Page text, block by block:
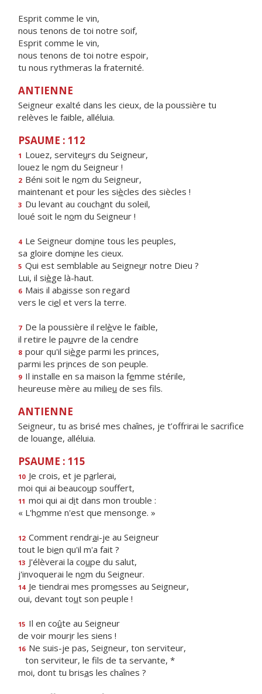
Esprit comme le vin,
nous tenons de toi notre soif,
Esprit comme le vin,
nous tenons de toi notre espoir,
tu nous rythmeras la fraternité.
ANTIENNE
Seigneur exalté dans les cieux, de la poussière tu
relèves le faible, alléluia.
PSAUME : 112
1 Louez, serviteurs du Seigneur,
louez le nom du Seigneur !
2 Béni soit le nom du Seigneur,
maintenant et pour les siècles des siècles !
3 Du levant au couchant du soleil,
loué soit le nom du Seigneur !
4 Le Seigneur domine tous les peuples,
sa gloire domine les cieux.
5 Qui est semblable au Seigneur notre Dieu ?
Lui, il siège là-haut.
6 Mais il abaisse son regard
vers le ciel et vers la terre.
7 De la poussière il relève le faible,
il retire le pauvre de la cendre
8 pour qu'il siège parmi les princes,
parmi les princes de son peuple.
9 Il installe en sa maison la femme stérile,
heureuse mère au milieu de ses fils.
ANTIENNE
Seigneur, tu as brisé mes chaînes, je t’offrirai le sacrifice
de louange, alléluia.
PSAUME : 115
10 Je crois, et je parlerai,
moi qui ai beaucoup souffert,
11 moi qui ai dit dans mon trouble :
« L'homme n'est que mensonge. »
12 Comment rendrai-je au Seigneur
tout le bien qu'il m'a fait ?
13 J'élèverai la coupe du salut,
j'invoquerai le nom du Seigneur.
14 Je tiendrai mes promesses au Seigneur,
oui, devant tout son peuple !
15 Il en coûte au Seigneur
de voir mourir les siens !
16 Ne suis-je pas, Seigneur, ton serviteur,
ton serviteur, le fls de ta servante, *
moi, dont tu brisas les chaînes ?